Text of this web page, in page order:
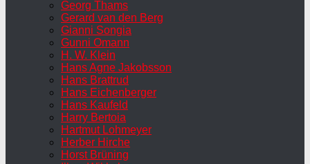
Georg Thams
Gerard van den Berg
Gianni Songia
Gunni Omann
H. W. Klein
Hans Agne Jakobsson
Hans Brattrud
Hans Eichenberger
Hans Kaufeld
Harry Bertoia
Hartmut Lohmeyer
Herber Hirche
Horst Brüning